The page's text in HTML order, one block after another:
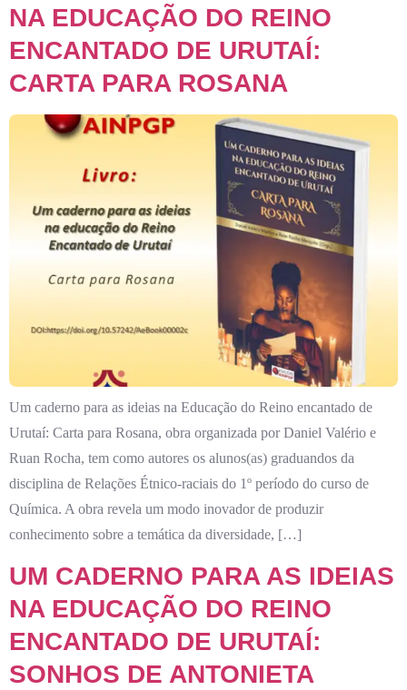
NA EDUCAÇÃO DO REINO
ENCANTADO DE URUTAÍ:
CARTA PARA ROSANA
Um caderno para as ideias na Educação do Reino encantado de
Urutaí: Carta para Rosana, obra organizada por Daniel Valério e
Ruan Rocha, tem como autores os alunos(as) graduandos da
disciplina de Relações Étnico-raciais do 1º período do curso de
Química. A obra revela um modo inovador de produzir
conhecimento sobre a temática da diversidade, […]
UM CADERNO PARA AS IDEIAS
NA EDUCAÇÃO DO REINO
ENCANTADO DE URUTAÍ:
SONHOS DE ANTONIETA